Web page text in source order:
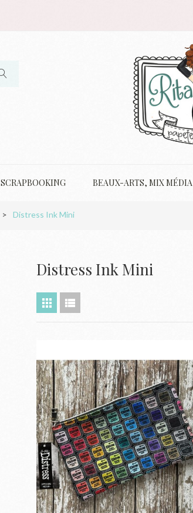
SCRAPBOOKING BEAUX-ARTS, MIX MÉDIA
> Distress Ink Mini
Distress Ink Mini